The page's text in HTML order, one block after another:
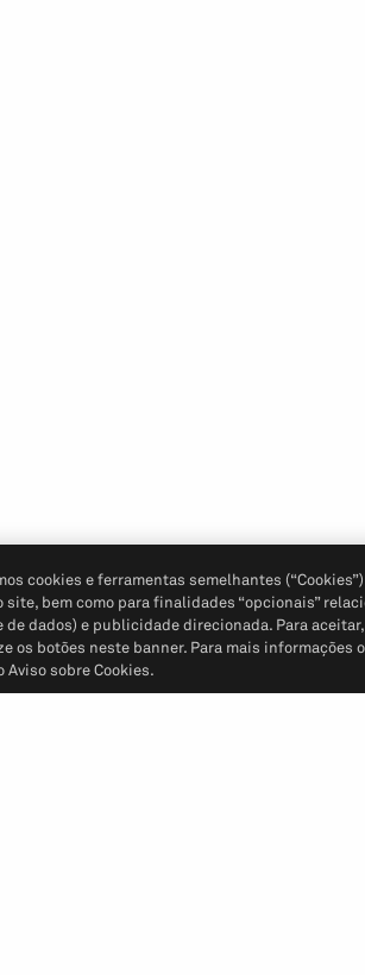
cookies e ferramentas semelhantes
bem como para finalidades “opcionais”
dados) e publicidade direcionada. Para
os botões neste banner. Para mais informações
sobre Cookies.